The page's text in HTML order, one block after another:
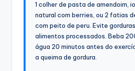
1 colher de pasta de amendoim,
natural com berries, ou 2 fatias
com peito de peru. Evite
alimentos processados. Beba
água 20 minutos antes do
a queima de gordura.